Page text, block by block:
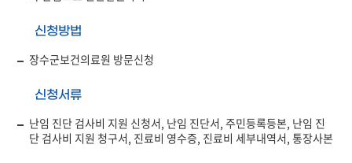
신청방법
장수군보건의료원 방문신청
신청서류
난임 진단 검사비 지원 신청서, 난임 진단서, 주민등록등본, 난임 진
단 검사비 지원 청구서, 진료비 영수증, 진료비 세부내역서, 통장사본